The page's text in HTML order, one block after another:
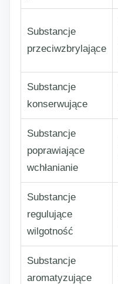
Substancje
przeciwzbrylające
Substancje
konserwujące
Substancje
poprawiające
wchłanianie
Substancje
regulujące
wilgotność
Substancje
aromatyzujące